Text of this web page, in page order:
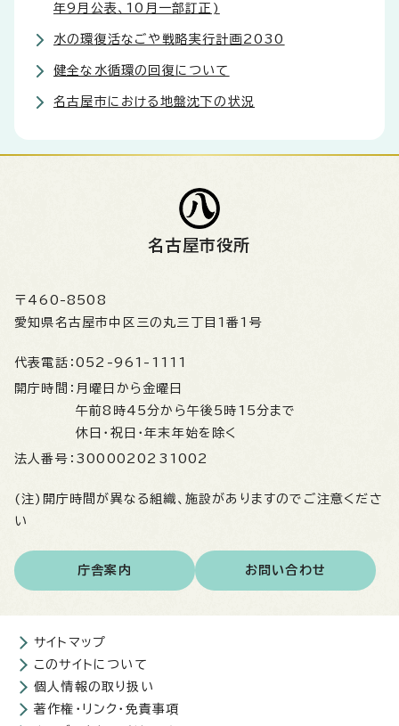
年9月公表、10月一部訂正)
水の環復活なごや戦略実行計画2030
健全な水循環の回復について
名古屋市における地盤沈下の状況
名古屋市役所
〒460-8508
愛知県名古屋市中区三の丸三丁目1番1号
代表電話： 052-961-1111
開庁時間： 月曜日から金曜日
午前8時45分から午後5時15分まで
休日・祝日・年末年始を除く
法人番号： 3000020231002
(注)開庁時間が異なる組織、施設がありますのでご注意くださ
い
庁舎案内 お問い合わせ
サイトマップ
このサイトについて
個人情報の取り扱い
著作権・リンク・免責事項